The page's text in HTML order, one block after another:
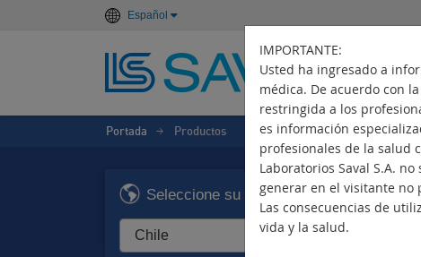
Español
Portada > Productos
Seleccione su país
IMPORTANTE:
Usted ha ingresado a
médica. De acuerdo con
restringida a los
es información
profesionales de la salud
Laboratorios Saval S.A.
generar en el visitante no
Las consecuencias de
vida y la salud.